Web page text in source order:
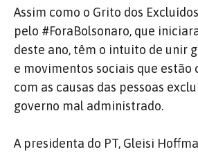
Assim como o Grito dos
pelo #ForaBolsonaro, que
deste ano, têm o intuito de unir
e movimentos sociais que
com as causas das pessoas
governo mal administrado.
A presidenta do PT, Gleisi